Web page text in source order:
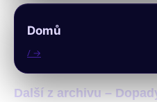
Domů
/ →
Další z archivu –